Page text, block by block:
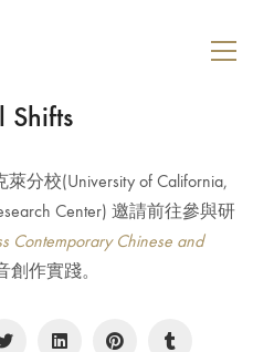
分校(University of California,
Center) 邀請前往參與研
Contemporary Chinese and
創作實踐。